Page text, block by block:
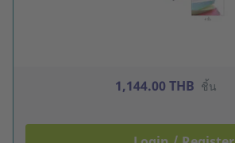
1,144.00 THB ชิ้น